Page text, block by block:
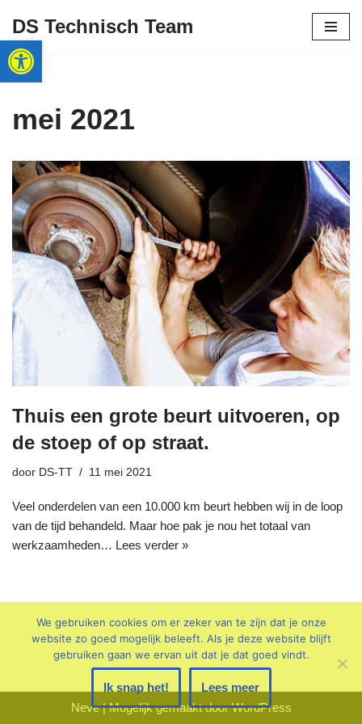
Toolbar openen
Ga
naar
de
DS Technisch Team
mei 2021
Thuis een grote beurt uitvoeren, op
de stoep of op straat.
door DS-TT 11 mei 2021
Veel onderdelen van een 10.000 km beurt hebben wij in de loop
van de tijd behandeld. Maar hoe pak je nou het totaal van
werkzaamheden… Lees verder »
Neve| Mogelijk gemaakt doorWordPress
We gebruiken cookies om er zeker van te zijn dat je onze
website zo goed mogelijk beleeft. Als je deze website blijft
gebruiken gaan we ervan uit dat je dat goed vindt.
Ik snap het! Lees meer